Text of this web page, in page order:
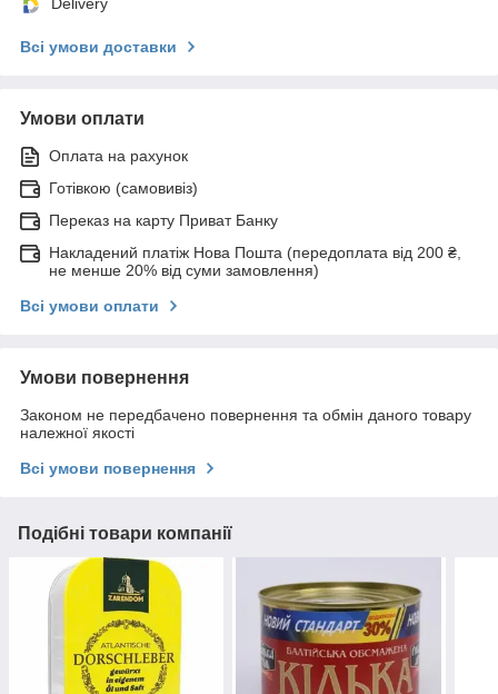
Всі умови доставки
Умови оплати
Оплата на рахунок
Готівкою (самовивіз)
Переказ на карту Приват Банку
Накладений платіж Нова Пошта (передоплата від 200 ₴,
не менше 20% від суми замовлення)
Всі умови оплати
Умови повернення
Законом не передбачено повернення та обмін даного товару
належної якості
Всі умови повернення
Подібні товари компанії